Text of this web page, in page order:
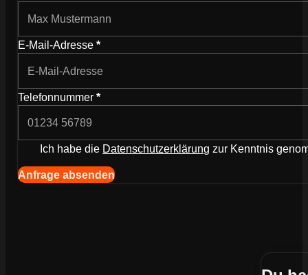
E-Mail-Adresse *
Telefonnummer *
Ich habe die Datenschutzerklärung zur Kenntnis
Navigation (Kopie) (Kopieren) (Kopieren)
Anfrage absenden